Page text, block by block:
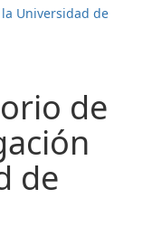
Universidad de
de
de